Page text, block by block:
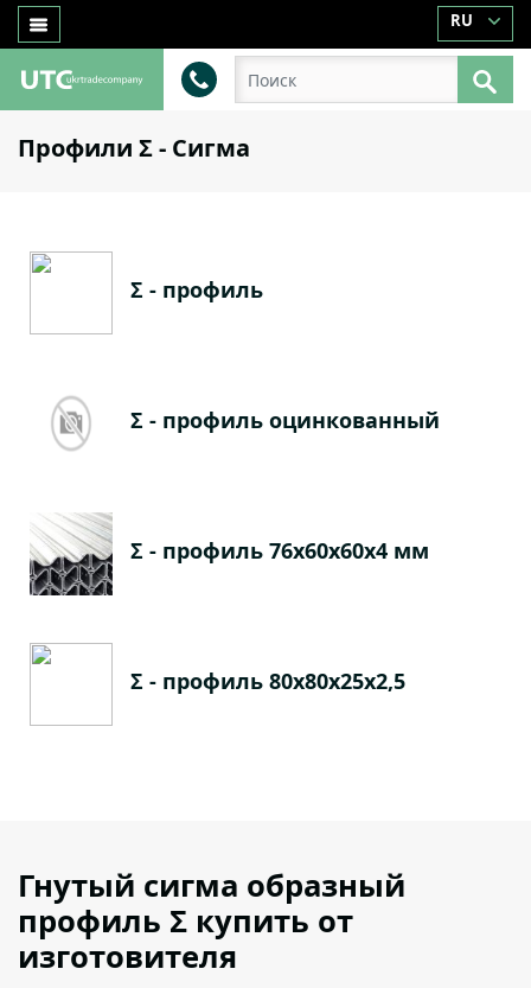
RU
Профили Σ - Сигма
Σ - профиль
Σ - профиль оцинкованный
Σ - профиль 76х60х60х4 мм
Σ - профиль 80х80х25х2,5
Гнутый сигма образный
профиль Σ купить от
изготовителя